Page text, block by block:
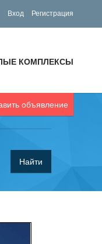
Вход Регистрация
КОМПЛЕКСЫ
объявление
Найти